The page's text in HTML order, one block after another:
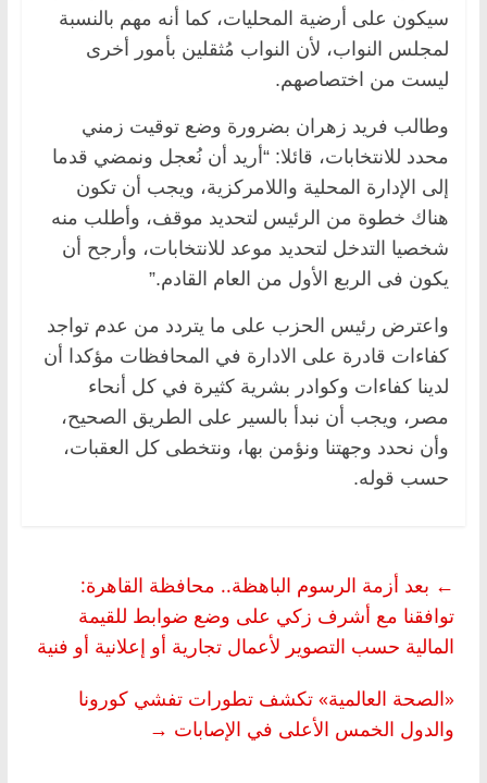
سيكون على أرضية المحليات، كما أنه مهم بالنسبة
لمجلس النواب، لأن النواب مُثقلين بأمور أخرى
ليست من اختصاصهم.
وطالب فريد زهران بضرورة وضع توقيت زمني
محدد للانتخابات، قائلا: “أريد أن نُعجل ونمضي قدما
إلى الإدارة المحلية واللامركزية، ويجب أن تكون
هناك خطوة من الرئيس لتحديد موقف، وأطلب منه
شخصيا التدخل لتحديد موعد للانتخابات، وأرجح أن
يكون فى الربع الأول من العام القادم.”
واعترض رئيس الحزب على ما يتردد من عدم تواجد
كفاءات قادرة على الادارة في المحافظات مؤكدا أن
لدينا كفاءات وكوادر بشرية كثيرة في كل أنحاء
مصر، ويجب أن نبدأ بالسير على الطريق الصحيح،
وأن نحدد وجهتنا ونؤمن بها، ونتخطى كل العقبات،
حسب قوله.
← بعد أزمة الرسوم الباهظة.. محافظة القاهرة:
توافقنا مع أشرف زكي على وضع ضوابط للقيمة
المالية حسب التصوير لأعمال تجارية أو إعلانية أو فنية
«الصحة العالمية» تكشف تطورات تفشي كورونا
والدول الخمس الأعلى في الإصابات →